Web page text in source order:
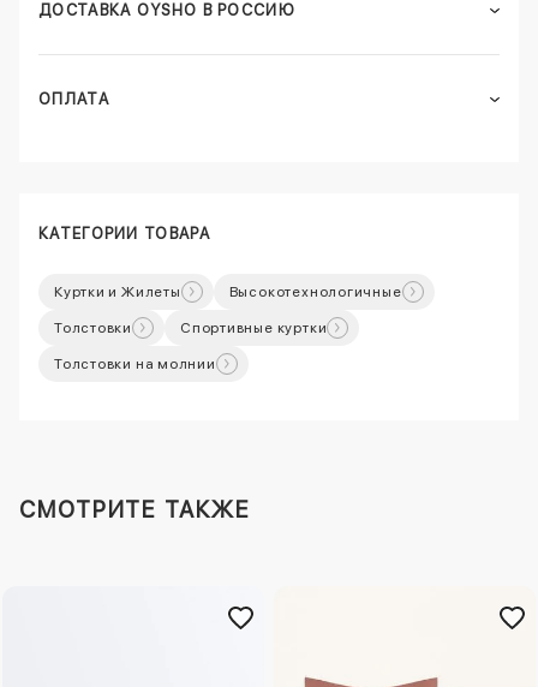
ДОСТАВКА OYSHO В РОССИЮ
ОПЛАТА
КАТЕГОРИИ ТОВАРА
Куртки и Жилеты Высокотехнологичные
Толстовки Спортивные куртки
Толстовки на молнии
СМОТРИТЕ ТАКЖЕ